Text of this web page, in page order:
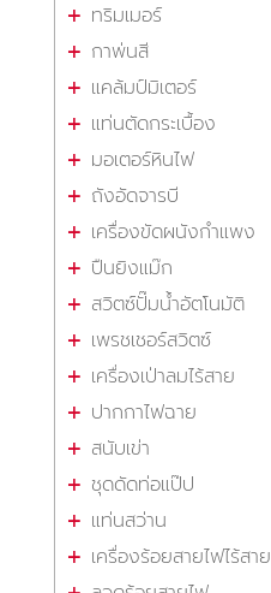
ทริมเมอร์
กาพ่นสี
แคล้มป์มิเตอร์
แท่นตัดกระเบื้อง
มอเตอร์หินไฟ
ถังอัดจารบี
เครื่องขัดผนังกำแพง
ปืนยิงแม๊ก
สวิตซ์ปั๊มน้ำอัตโนมัติ
เพรชเชอร์สวิตซ์
เครื่องเป่าลมไร้สาย
ปากกาไฟฉาย
สนับเข่า
ชุดดัดท่อแป๊ป
แท่นสว่าน
เครื่องร้อยสายไฟไร้สาย